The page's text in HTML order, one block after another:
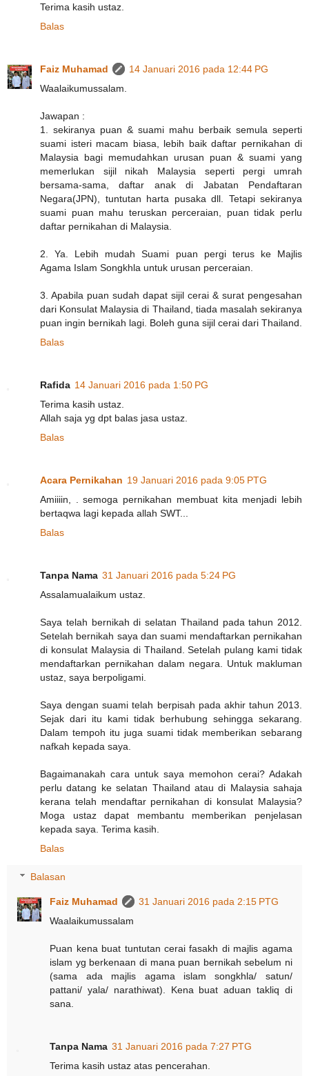
Terima kasih ustaz.
Balas
Faiz Muhamad
14 Januari 2016 pada 12:44 PG
Waalaikumussalam.
Jawapan :
1. sekiranya puan & suami mahu berbaik semula seperti
suami isteri macam biasa, lebih baik daftar pernikahan di
Malaysia bagi memudahkan urusan puan & suami yang
memerlukan sijil nikah Malaysia seperti pergi umrah
bersama-sama, daftar anak di Jabatan Pendaftaran
Negara(JPN), tuntutan harta pusaka dll. Tetapi sekiranya
suami puan mahu teruskan perceraian, puan tidak perlu
daftar pernikahan di Malaysia.
2. Ya. Lebih mudah Suami puan pergi terus ke Majlis
Agama Islam Songkhla untuk urusan perceraian.
3. Apabila puan sudah dapat sijil cerai & surat pengesahan
dari Konsulat Malaysia di Thailand, tiada masalah sekiranya
puan ingin bernikah lagi. Boleh guna sijil cerai dari Thailand.
Balas
Rafida 14 Januari 2016 pada 1:50 PG
Terima kasih ustaz.
Allah saja yg dpt balas jasa ustaz.
Balas
Acara Pernikahan 19 Januari 2016 pada 9:05 PTG
Amiiiin, . semoga pernikahan membuat kita menjadi lebih
bertaqwa lagi kepada allah SWT...
Balas
Tanpa Nama 31 Januari 2016 pada 5:24 PG
Assalamualaikum ustaz.
Saya telah bernikah di selatan Thailand pada tahun 2012.
Setelah bernikah saya dan suami mendaftarkan pernikahan
di konsulat Malaysia di Thailand. Setelah pulang kami tidak
mendaftarkan pernikahan dalam negara. Untuk makluman
ustaz, saya berpoligami.
Saya dengan suami telah berpisah pada akhir tahun 2013.
Sejak dari itu kami tidak berhubung sehingga sekarang.
Dalam tempoh itu juga suami tidak memberikan sebarang
nafkah kepada saya.
Bagaimanakah cara untuk saya memohon cerai? Adakah
perlu datang ke selatan Thailand atau di Malaysia sahaja
kerana telah mendaftar pernikahan di konsulat Malaysia?
Moga ustaz dapat membantu memberikan penjelasan
kepada saya. Terima kasih.
Balas
Balasan
Faiz Muhamad
31 Januari 2016 pada 2:15 PTG
Waalaikumussalam
Puan kena buat tuntutan cerai fasakh di majlis agama
islam yg berkenaan di mana puan bernikah sebelum ni
(sama ada majlis agama islam songkhla/ satun/
pattani/ yala/ narathiwat). Kena buat aduan takliq di
sana.
Tanpa Nama 31 Januari 2016 pada 7:27 PTG
Terima kasih ustaz atas pencerahan.